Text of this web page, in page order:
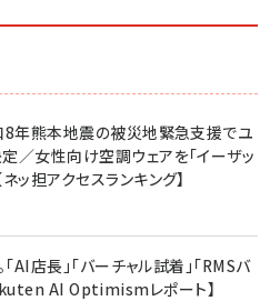
8年熊本地震の被災地緊急支援でユ
／女性向け空調ウェアを「イーザッ
ッ担アクセスランキング】
AI店長」「バーチャル試着」「RMSバ
AI Optimismレポート】